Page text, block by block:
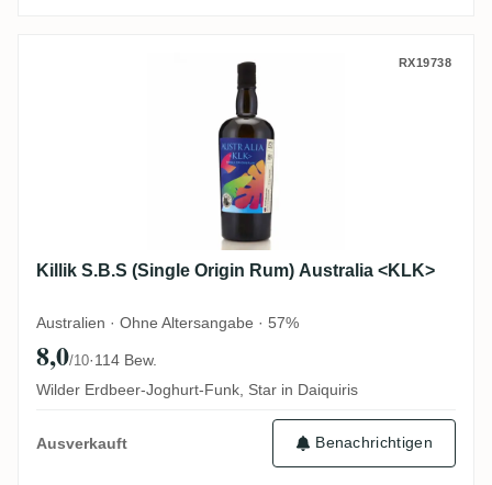
Killik S.B.S (Single Origin Rum) Australia
RX19738
Killik S.B.S (Single Origin Rum) Australia <KLK>
Australien · Ohne Altersangabe · 57%
8,0/10·114 Bew.
Wilder Erdbeer-Joghurt-Funk, Star in Daiquiris
Ausverkauft Benachrichtigen